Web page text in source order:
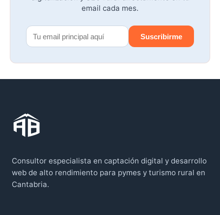
email cada mes.
Suscribirme
Consultor especialista en captación digital y desarrollo
web de alto rendimiento para pymes y turismo rural en
Cantabria.